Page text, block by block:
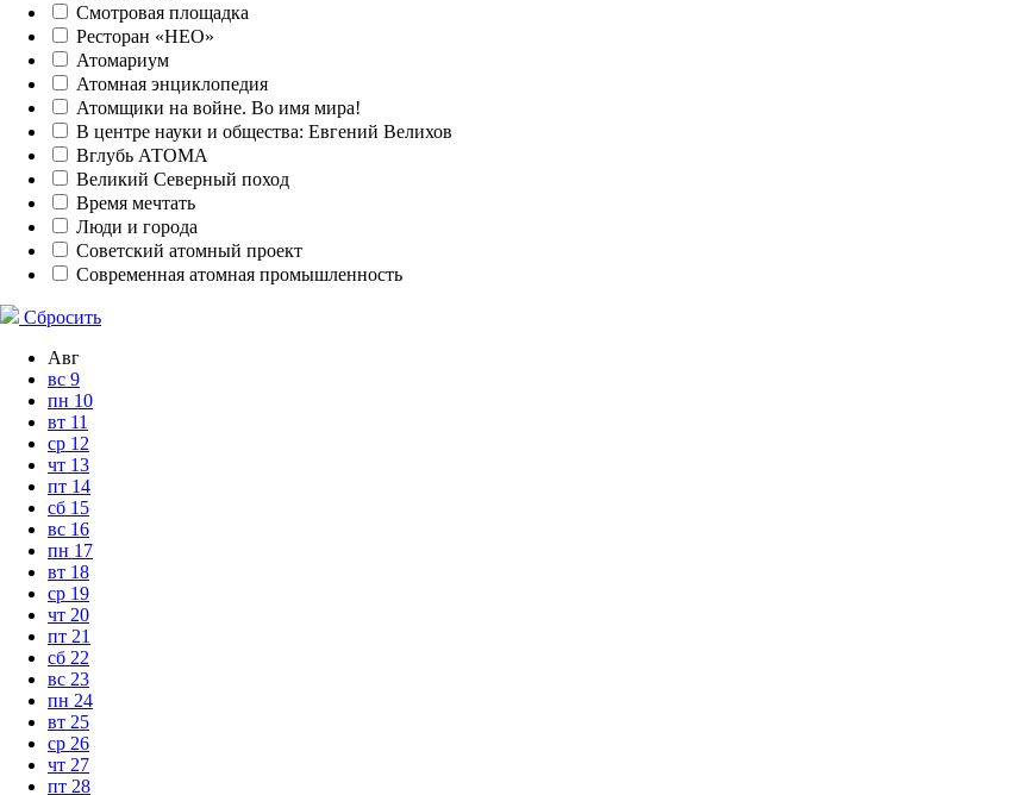
Смотровая площадка
Ресторан «НЕО»
Атомариум
Атомная энциклопедия
Атомщики на войне. Во имя мира!
В центре науки и общества: Евгений Велихов
Вглубь АТОМА
Великий Северный поход
Время мечтать
Люди и города
Советский атомный проект
Современная атомная промышленность
Сбросить
Авг
вс 9
пн 10
вт 11
ср 12
чт 13
пт 14
сб 15
вс 16
пн 17
вт 18
ср 19
чт 20
пт 21
сб 22
вс 23
пн 24
вт 25
ср 26
чт 27
пт 28